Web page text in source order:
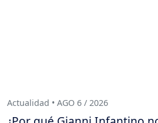
Actualidad • AGO 6 / 2026